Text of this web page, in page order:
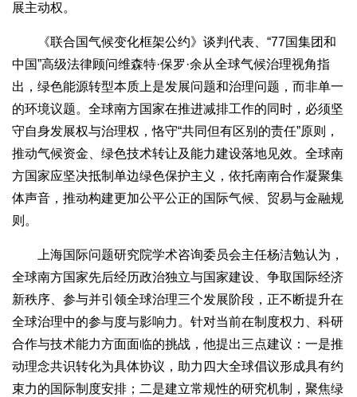
展主动权。
《联合国气候变化框架公约》谈判代表、“77国集团和
中国”高级法律顾问维森特·保罗·余从全球气候治理视角指
出，绿色能源转型本质上是发展问题和治理问题，而非单一
的环境议题。全球南方国家在推进减排工作的同时，必须坚
守自身发展权与治理权，恪守“共同但有区别的责任”原则，
推动气候资金、绿色技术转让及能力建设落地见效。全球南
方国家应坚决抵制单边绿色保护主义，依托南南合作凝聚集
体声音，推动构建更加公平公正的国际气候、贸易与金融规
则。
上海国际问题研究院学术咨询委员会主任杨洁勉认为，
全球南方国家先后经历政治独立与国家建设、争取国际经济
新秩序、参与并引领全球治理三个发展阶段，正不断提升在
全球治理中的参与度与影响力。针对当前在制度权力、科研
合作与技术能力方面面临的挑战，他提出三点建议：一是推
动理念共识转化为具体协议，助力四大全球倡议形成具有约
束力的国际制度安排；二是建立常规性的研究机制，聚焦绿